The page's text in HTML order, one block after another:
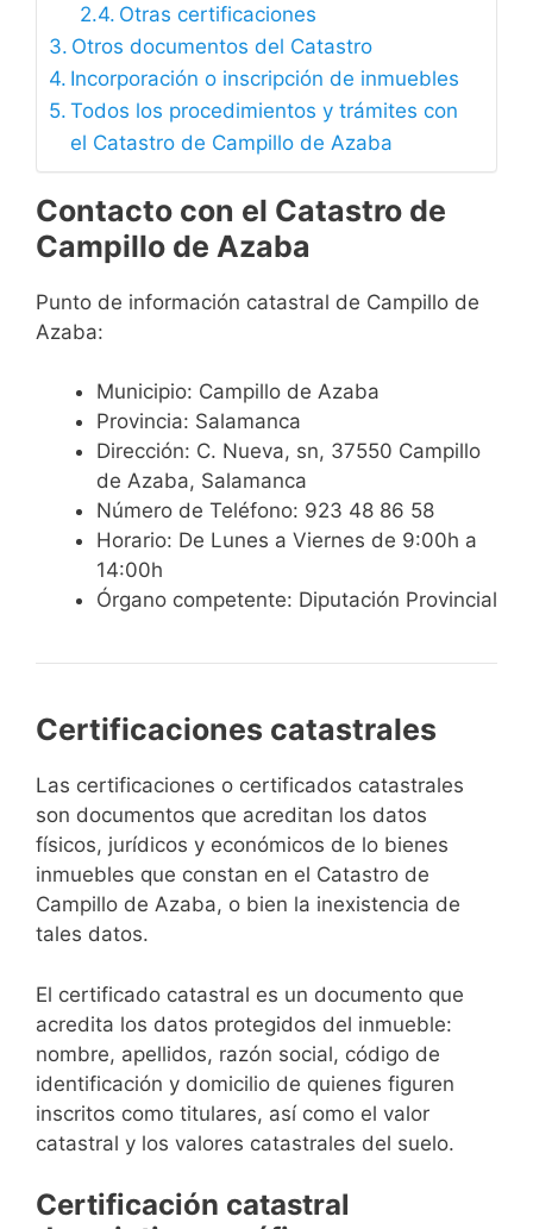
Otras certificaciones
Otros documentos del Catastro
Incorporación o inscripción de inmuebles
Todos los procedimientos y trámites con
el Catastro de Campillo de Azaba
Contacto con el Catastro de
Campillo de Azaba
Punto de información catastral de Campillo de
Azaba:
Municipio: Campillo de Azaba
Provincia: Salamanca
Dirección: C. Nueva, sn, 37550 Campillo
de Azaba, Salamanca
Número de Teléfono: 923 48 86 58
Horario: De Lunes a Viernes de 9:00h a
14:00h
Órgano competente: Diputación Provincial
Certificaciones catastrales
Las certificaciones o certificados catastrales
son documentos que acreditan los datos
físicos, jurídicos y económicos de lo bienes
inmuebles que constan en el Catastro de
Campillo de Azaba, o bien la inexistencia de
tales datos.
El certificado catastral es un documento que
acredita los datos protegidos del inmueble:
nombre, apellidos, razón social, código de
identificación y domicilio de quienes figuren
inscritos como titulares, así como el valor
catastral y los valores catastrales del suelo.
Certificación catastral